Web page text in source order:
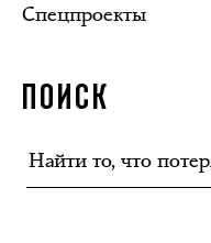
Спецпроекты
ПОИСК